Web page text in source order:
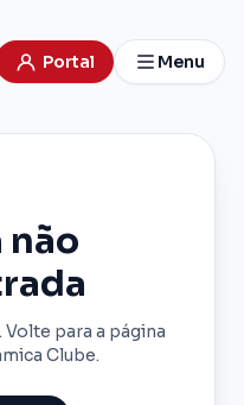
Portal Menu
não
para a página
Clube.